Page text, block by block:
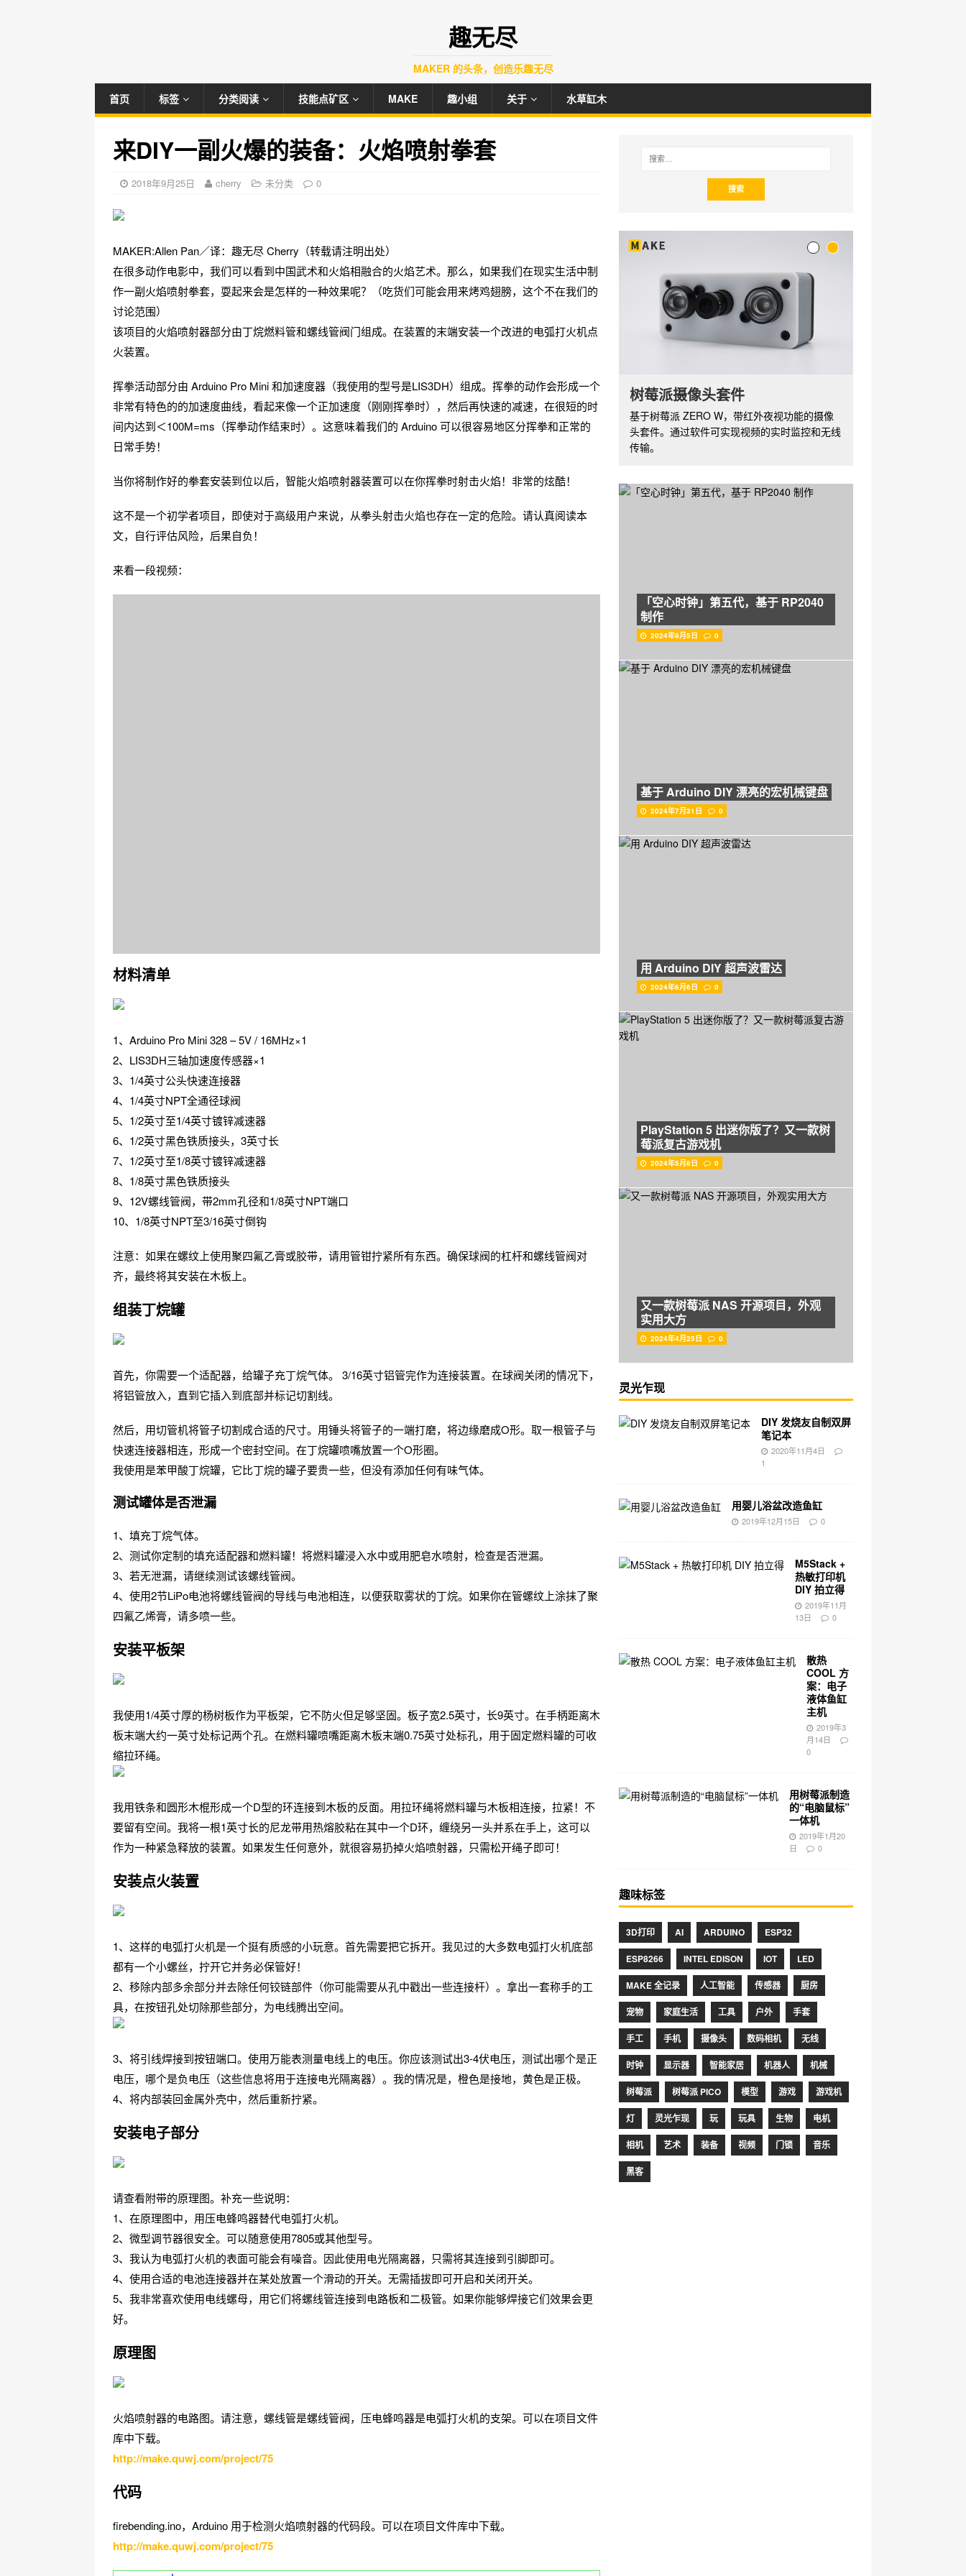
趣无尽
MAKER 的头条，创造乐趣无尽
首页 标签 分类阅读 技能点矿区 MAKE 趣小组 关于 水草缸木
来DIY一副火爆的装备：火焰喷射拳套
2018年9月25日 cherry 未分类 0
MAKER:Allen Pan／译：趣无尽 Cherry（转载请注明出处）
在很多动作电影中，我们可以看到中国武术和火焰相融合的火焰艺术。那么，如果我们在现实生活中制
作一副火焰喷射拳套，耍起来会是怎样的一种效果呢？（吃货们可能会用来烤鸡翅膀，这个不在我们的
讨论范围）
该项目的火焰喷射器部分由丁烷燃料管和螺线管阀门组成。在装置的末端安装一个改进的电弧打火机点
火装置。
挥拳活动部分由 Arduino Pro Mini 和加速度器（我使用的型号是LIS3DH）组成。挥拳的动作会形成一个
非常有特色的的加速度曲线，看起来像一个正加速度（刚刚挥拳时），然后再快速的减速，在很短的时
间内达到＜100M=ms（挥拳动作结束时）。这意味着我们的 Arduino 可以很容易地区分挥拳和正常的
日常手势！
当你将制作好的拳套安装到位以后，智能火焰喷射器装置可以在你挥拳时射击火焰！非常的炫酷！
这不是一个初学者项目，即使对于高级用户来说，从拳头射击火焰也存在一定的危险。请认真阅读本
文，自行评估风险，后果自负！
来看一段视频：
材料清单
1、Arduino Pro Mini 328 – 5V / 16MHz×1
2、LIS3DH三轴加速度传感器×1
3、1/4英寸公头快速连接器
4、1/4英寸NPT全通径球阀
5、1/2英寸至1/4英寸镀锌减速器
6、1/2英寸黑色铁质接头，3英寸长
7、1/2英寸至1/8英寸镀锌减速器
8、1/8英寸黑色铁质接头
9、12V螺线管阀，带2mm孔径和1/8英寸NPT端口
10、1/8英寸NPT至3/16英寸倒钩
注意：如果在螺纹上使用聚四氟乙膏或胶带，请用管钳拧紧所有东西。确保球阀的杠杆和螺线管阀对
齐，最终将其安装在木板上。
组装丁烷罐
首先，你需要一个适配器，给罐子充丁烷气体。 3/16英寸铝管完作为连接装置。在球阀关闭的情况下，
将铝管放入，直到它插入到底部并标记切割线。
然后，用切管机将管子切割成合适的尺寸。用锤头将管子的一端打磨，将边缘磨成O形。取一根管子与
快速连接器相连，形成一个密封空间。在丁烷罐喷嘴放置一个O形圈。
我使用是苯甲酸丁烷罐，它比丁烷的罐子要贵一些，但没有添加任何有味气体。
测试罐体是否泄漏
1、填充丁烷气体。
2、测试你定制的填充适配器和燃料罐！将燃料罐浸入水中或用肥皂水喷射，检查是否泄漏。
3、若无泄漏，请继续测试该螺线管阀。
4、使用2节LiPo电池将螺线管阀的导线与电池相连，以便获取雾状的丁烷。如果你在管螺纹上涂抹了聚
四氟乙烯膏，请多喷一些。
安装平板架
我使用1/4英寸厚的杨树板作为平板架，它不防火但足够坚固。板子宽2.5英寸，长9英寸。在手柄距离木
板末端大约一英寸处标记两个孔。在燃料罐喷嘴距离木板末端0.75英寸处标孔，用于固定燃料罐的可收
缩拉环绳。
我用铁条和圆形木棍形成一个D型的环连接到木板的反面。用拉环绳将燃料罐与木板相连接，拉紧！不
要留有空间。我将一根1英寸长的尼龙带用热熔胶粘在其中一个D环，缠绕另一头并系在手上，这可以
作为一种紧急释放的装置。如果发生任何意外，就很容易扔掉火焰喷射器，只需松开绳子即可！
安装点火装置
1、这样的电弧打火机是一个挺有质感的小玩意。首先需要把它拆开。我见过的大多数电弧打火机底部
都有一个小螺丝，拧开它并务必保管好！
2、移除内部多余部分并去除任何铰链部件（你可能需要从孔中戳出一些连接杆）。拿出一套称手的工
具，在按钮孔处切除那些部分，为电线腾出空间。
3、将引线焊接到按钮端口。使用万能表测量电线上的电压。你应该测试出3-4伏电压，测试出哪个是正
电压，哪个是负电压（这些信息将用于连接电光隔离器）。我的情况是，橙色是接地，黄色是正极。
4、将内部装回金属外壳中，然后重新拧紧。
安装电子部分
请查看附带的原理图。补充一些说明：
1、在原理图中，用压电蜂鸣器替代电弧打火机。
2、微型调节器很安全。可以随意使用7805或其他型号。
3、我认为电弧打火机的表面可能会有噪音。因此使用电光隔离器，只需将其连接到引脚即可。
4、使用合适的电池连接器并在某处放置一个滑动的开关。无需插拔即可开启和关闭开关。
5、我非常喜欢使用电线螺母，用它们将螺线管连接到电路板和二极管。如果你能够焊接它们效果会更
好。
原理图
火焰喷射器的电路图。请注意，螺线管是螺线管阀，压电蜂鸣器是电弧打火机的支架。可以在项目文件
库中下载。
http://make.quwj.com/project/75
代码
firebending.ino，Arduino 用于检测火焰喷射器的代码段。可以在项目文件库中下载。
http://make.quwj.com/project/75
树莓派摄像头套件
基于树莓派 ZERO W，带红外夜视功能的摄像
头套件。通过软件可实现视频的实时监控和无线
传输。
「空心时钟」第五代，基于 RP2040
制作
2024年9月5日 0
基于 Arduino DIY 漂亮的宏机械键盘
2024年7月31日 0
用 Arduino DIY 超声波雷达
2024年6月6日 0
PlayStation 5 出迷你版了？又一款树
莓派复古游戏机
2024年5月8日 0
又一款树莓派 NAS 开源项目，外观
实用大方
2024年4月25日 0
灵光乍现
DIY 发烧友自制双屏
笔记本
2020年11月4日
1
用婴儿浴盆改造鱼缸
2019年12月15日 0
M5Stack +
热敏打印机
DIY 拍立得
2019年11月
13日
0
散热
COOL 方
案：电子
液体鱼缸
主机
2019年3
月14日
0
用树莓派制造
的“电脑鼠标”
一体机
2019年1月20
日
0
趣味标签
3D打印 AI ARDUINO ESP32
ESP8266 INTEL EDISON IOT LED
MAKE 全记录 人工智能 传感器 厨房
宠物 家庭生活 工具 户外 手套
手工 手机 摄像头 数码相机 无线
时钟 显示器 智能家居 机器人 机械
树莓派 树莓派 PICO 模型 游戏 游戏机
灯 灵光乍现 玩 玩具 生物 电机
相机 艺术 装备 视频 门锁 音乐
黑客